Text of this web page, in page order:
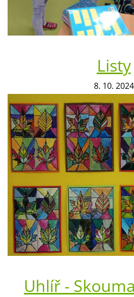
Listy
8. 10. 2024
Uhlíř -